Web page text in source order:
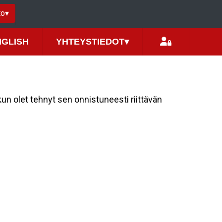
▾
YHTEYSTIEDOT▾
olet tehnyt sen onnistuneesti riittävän